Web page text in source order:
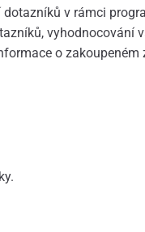
v rámci
vyhodnocování
o